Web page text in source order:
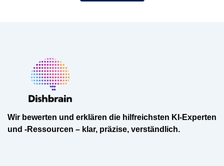
Wir bewerten und erklären die hilfreichsten KI-Experten
und -Ressourcen – klar, präzise, verständlich.